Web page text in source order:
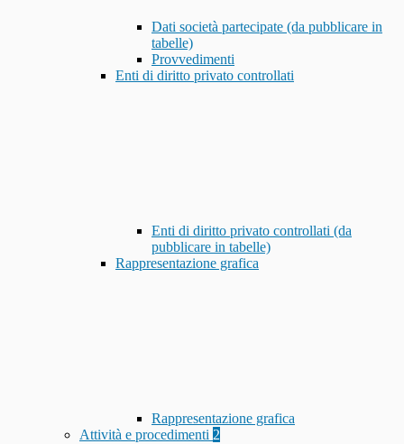
Dati società partecipate (da pubblicare in
tabelle)
Provvedimenti
Enti di diritto privato controllati
Enti di diritto privato controllati (da
pubblicare in tabelle)
Rappresentazione grafica
Rappresentazione grafica
Attività e procedimenti 2